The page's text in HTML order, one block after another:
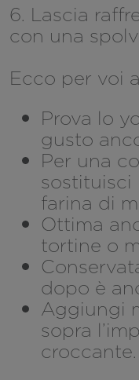
6. Lascia
con una
Ecco per voi
Prova lo
gusto
Per una
sostituisci
farina di
Ottima
tortine o
dopo è
Aggiungi
sopra
croccante.